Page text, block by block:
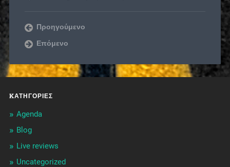
Προηγούμενο
Επόμενο
KΑΤΗΓΟΡΊΕΣ
Agenda
Blog
Live reviews
Uncategorized